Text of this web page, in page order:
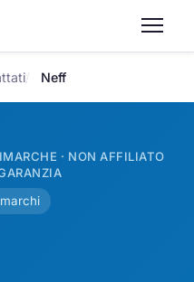
Neff
· NON AFFILIATO